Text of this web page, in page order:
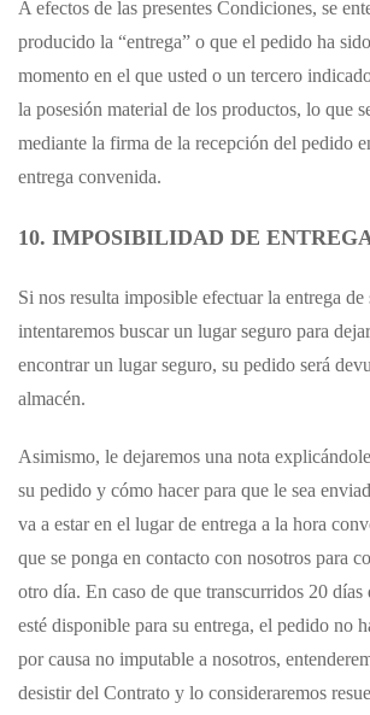
A efectos de las presentes Condiciones, se
producido la “entrega” o que el pedido ha
momento en el que usted o un tercero
la posesión material de los productos, lo que
mediante la firma de la recepción del pedido
entrega convenida.
10. IMPOSIBILIDAD DE
Si nos resulta imposible efectuar la entrega de
intentaremos buscar un lugar seguro para
encontrar un lugar seguro, su pedido será
almacén.
Asimismo, le dejaremos una nota
su pedido y cómo hacer para que le sea
va a estar en el lugar de entrega a la hora
que se ponga en contacto con nosotros para
otro día. En caso de que transcurridos 20 días
esté disponible para su entrega, el pedido no
por causa no imputable a nosotros,
desistir del Contrato y lo consideraremos